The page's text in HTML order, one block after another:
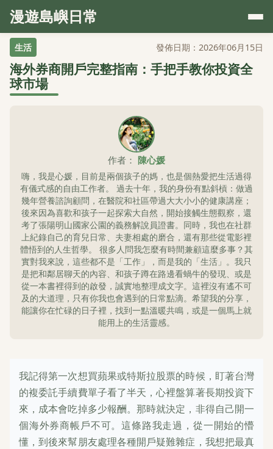
漫遊島嶼日常
生活 發佈日期：2026年06月15日
海外券商開戶完整指南：手把手教你投資全
球市場
作者： 陳心媛
嗨，我是心媛，目前是兩個孩子的媽，也是個熱愛把生活過得
有儀式感的自由工作者。 過去十年，我的身份有點斜槓：做過
幾年營養諮詢顧問，在醫院和社區帶過大大小小的健康講座；
後來因為喜歡和孩子一起探索大自然，開始接觸生態觀察，還
考了張陽明山國家公園的義務解說員證書。同時，我也在社群
上紀錄自己的育兒日常、夫妻相處的磨合，還有那些從電影裡
體悟到的人生哲學。 很多人問我怎麼有時間兼顧這麼多事？其
實對我來說，這些都不是「工作」，而是我的「生活」。我只
是把和鄰居聊天的內容、和孩子蹲在路邊看蝸牛的發現、或是
從一本書裡得到的啟發，誠實地整理成文字。這裡沒有遙不可
及的大道理，只有你我也會遇到的日常點滴。希望我的分享，
能讓你在忙碌的日子裡，找到一點溫暖共鳴，或是一個馬上就
能用上的生活靈感。
我記得第一次想買蘋果或特斯拉股票的時候，盯著台灣
的複委託手續費單子看了半天，心裡盤算著長期投資下
來，成本會吃掉多少報酬。那時就決定，非得自己開一
個海外券商帳戶不可。這條路我走過，從一開始的懵
懂，到後來幫朋友處理各種開戶疑難雜症，我想把最真